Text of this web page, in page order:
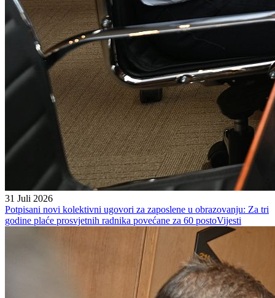
31 Juli 2026
Potpisani novi kolektivni ugovori za zaposlene u obrazovanju: Za tri
godine plaće prosvjetnih radnika povećane za 60 postoVijesti